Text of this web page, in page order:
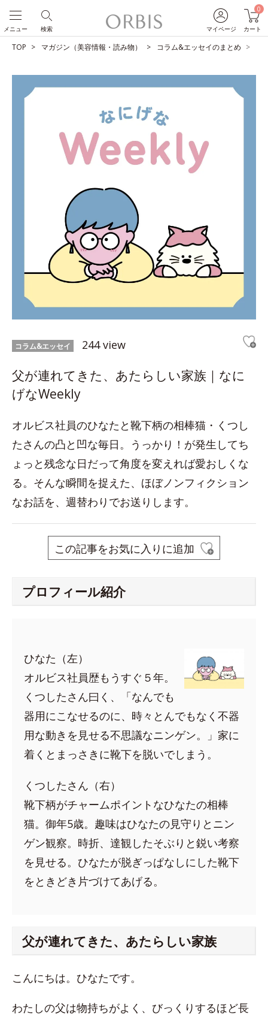
マイページ
0
カート
検索
メニュー
TOP マガジン（美容情報・読み物） コラム&エッセイのまとめ
コラム&エッセイ 244 view
父が連れてきた、あたらしい家族｜なに
げなWeekly
オルビス社員のひなたと靴下柄の相棒猫・くつし
たさんの凸と凹な毎日。うっかり！が発生してち
ょっと残念な日だって角度を変えれば愛おしくな
る。そんな瞬間を捉えた、ほぼノンフィクション
なお話を、週替わりでお送りします。
この記事をお気に入りに追加
プロフィール紹介
ひなた（左）
オルビス社員歴もうすぐ５年。
くつしたさん曰く、「なんでも
器用にこなせるのに、時々とんでもなく不器
用な動きを見せる不思議なニンゲン。」家に
着くとまっさきに靴下を脱いでしまう。
くつしたさん（右）
靴下柄がチャームポイントなひなたの相棒
猫。御年5歳。趣味はひなたの見守りとニン
ゲン観察。時折、達観したそぶりと鋭い考察
を見せる。ひなたが脱ぎっぱなしにした靴下
をときどき片づけてあげる。
父が連れてきた、あたらしい家族
こんにちは。ひなたです。
わたしの父は物持ちがよく、びっくりするほど長